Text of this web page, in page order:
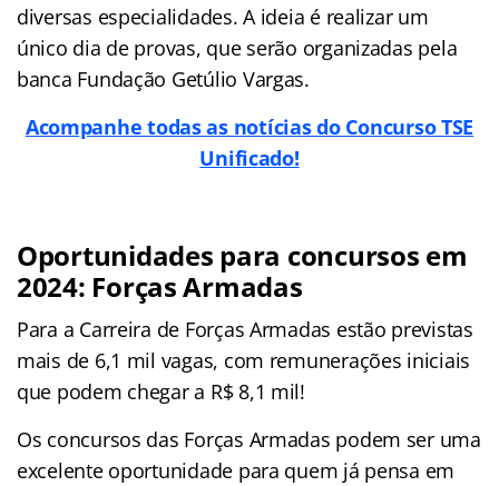
diversas especialidades. A ideia é realizar um
único dia de provas, que serão organizadas pela
banca Fundação Getúlio Vargas.
Acompanhe todas as notícias do Concurso TSE
Unificado!
Oportunidades para concursos em
2024: Forças Armadas
Para a Carreira de Forças Armadas estão previstas
mais de 6,1 mil vagas, com remunerações iniciais
que podem chegar a R$ 8,1 mil!
Os concursos das Forças Armadas podem ser uma
excelente oportunidade para quem já pensa em